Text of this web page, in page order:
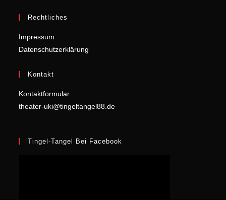
Rechtliches
Impressum
Datenschutzerklärung
Kontakt
Kontaktformular
theater-uki@tingeltangel88.de
Tingel-Tangel Bei Facebook